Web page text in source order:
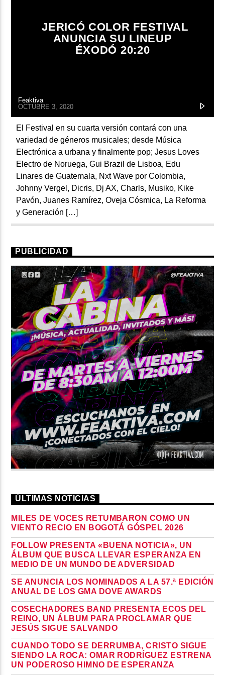
JERICÓ COLOR FESTIVAL
ANUNCIA SU LINEUP
ÉXODÓ 20:20
Feaktiva
OCTUBRE 3, 2020
El Festival en su cuarta versión contará con una
variedad de géneros musicales; desde Música
Electrónica a urbana y finalmente pop; Jesus Loves
Electro de Noruega, Gui Brazil de Lisboa, Edu
Linares de Guatemala, Nxt Wave por Colombia,
Johnny Vergel, Dicris, Dj AX, Charls, Musiko, Kike
Pavón, Juanes Ramírez, Oveja Cósmica, La Reforma
y Generación […]
PUBLICIDAD
ÚLTIMAS NOTICIAS
MILES DE VOCES RETUMBARON COMO UN
VIENTO RECIO EN BOGOTÁ GÓSPEL 2026
FOLLOW PRESENTA «BUENA NOTICIA», UN
ÁLBUM QUE BUSCA LLEVAR ESPERANZA EN
MEDIO DE UN MUNDO DE ADVERSIDAD
SE ANUNCIA LOS NOMINADOS A LA 57.ª EDICIÓN
ANUAL DE LOS GMA DOVE AWARDS
COSECHADORES BAND PRESENTA ECOS DEL
REINO, UN ÁLBUM PARA PROCLAMAR QUE
JESÚS SIGUE SALVANDO
CUANDO TODO SE DERRUMBA, CRISTO SIGUE
SIENDO LA ROCA: OMAR RODRÍGUEZ ESTRENA
UN PODEROSO HIMNO DE ESPERANZA